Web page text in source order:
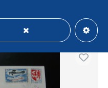
Particulier